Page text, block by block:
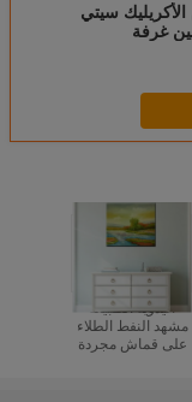
سيتي
غرفة
اليدوية الطبيعة
مشهد النفط الطلاء
على قماش مجردة